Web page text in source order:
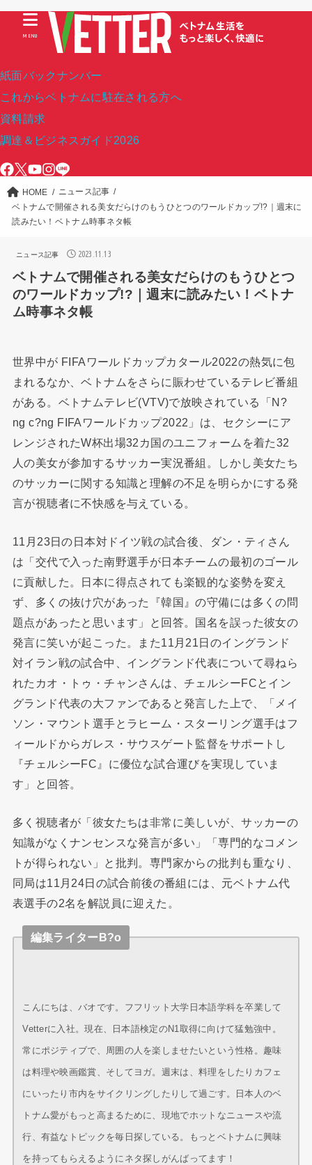
紙面バックナンバー
これからベトナムに駐在される方へ
資料請求
調達＆ビジネスガイド2026
MENU
HOME
ニュース記事
ベトナムで開催される美女だらけのもうひとつのワールドカップ!?｜週末に
読みたい！ベトナム時事ネタ帳
ニュース記事 2023.11.13
ベトナムで開催される美女だらけのもうひとつ
のワールドカップ!?｜週末に読みたい！ベトナ
ム時事ネタ帳
世界中が FIFAワールドカップカタール2022の熱気に包
まれるなか、ベトナムをさらに賑わせているテレビ番組
がある。ベトナムテレビ(VTV)で放映されている「N?
ng c?ng FIFAワールドカップ2022」は、セクシーにア
レンジされたW杯出場32カ国のユニフォームを着た32
人の美女が参加するサッカー実況番組。しかし美女たち
のサッカーに関する知識と理解の不足を明らかにする発
言が視聴者に不快感を与えている。
11月23日の日本対ドイツ戦の試合後、ダン・ティさん
は「交代で入った南野選手が日本チームの最初のゴール
に貢献した。日本に得点されても楽観的な姿勢を変え
ず、多くの抜け穴があった『韓国』の守備には多くの問
題点があったと思います」と回答。国名を誤った彼女の
発言に笑いが起こった。また11月21日のイングランド
対イラン戦の試合中、イングランド代表について尋ねら
れたカオ・トゥ・チャンさんは、チェルシーFCとイン
グランド代表の大ファンであると発言した上で、「メイ
ソン・マウント選手とラヒーム・スターリング選手はフ
ィールドからガレス・サウスゲート監督をサポートし
『チェルシーFC』に優位な試合運びを実現していま
す」と回答。
多く視聴者が「彼女たちは非常に美しいが、サッカーの
知識がなくナンセンスな発言が多い」「専門的なコメン
トが得られない」と批判。専門家からの批判も重なり、
同局は11月24日の試合前後の番組には、元ベトナム代
表選手の2名を解説員に迎えた。
編集ライターB?o
こんにちは、バオです。フフリット大学日本語学科を卒業して
Vetterに入社。現在、日本語検定のN1取得に向けて猛勉強中。
常にポジティブで、周囲の人を楽しませたいという性格。趣味
は料理や映画鑑賞、そしてヨガ。週末は、料理をしたりカフェ
にいったり市内をサイクリングしたりして過ごす。日本人のベ
トナム愛がもっと高まるために、現地でホットなニュースや流
行、有益なトピックを毎日探している。もっとベトナムに興味
を持ってもらえるようにネタ探しがんばってます！